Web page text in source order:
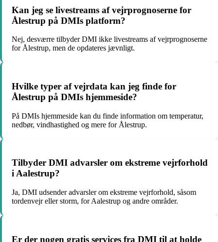
Kan jeg se livestreams af vejrprognoserne for
Ålestrup på DMIs platform?
Nej, desværre tilbyder DMI ikke livestreams af vejrprognoserne
for Ålestrup, men de opdateres jævnligt.
Hvilke typer af vejrdata kan jeg finde for
Ålestrup på DMIs hjemmeside?
På DMIs hjemmeside kan du finde information om temperatur,
nedbør, vindhastighed og mere for Ålestrup.
Tilbyder DMI advarsler om ekstreme vejrforhold
i Aalestrup?
Ja, DMI udsender advarsler om ekstreme vejrforhold, såsom
tordenvejr eller storm, for Aalestrup og andre områder.
Er der nogen gratis services fra DMI til at holde